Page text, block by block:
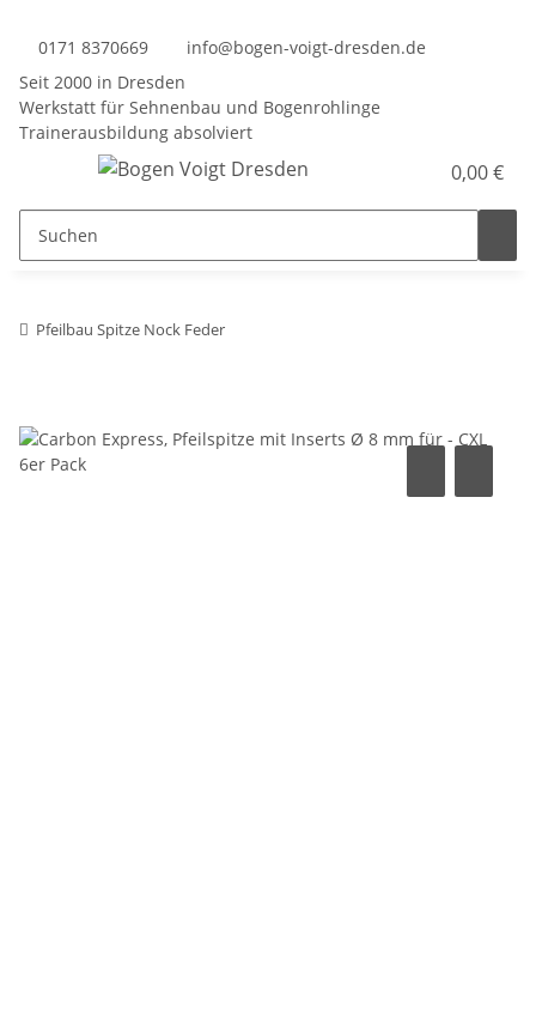
0171 8370669
info@bogen-voigt-dresden.de
Seit 2000 in Dresden
Werkstatt für Sehnenbau und Bogenrohlinge
Trainerausbildung absolviert
0,00 €
Pfeilbau Spitze Nock Feder